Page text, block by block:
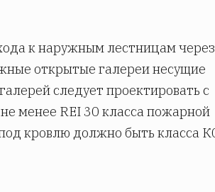
к наружным лестницам через
открытые галереи несущие
следует проектировать с
менее REI 30 класса пожарной
кровлю должно быть класса